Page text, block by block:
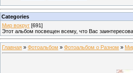
Categories
Мир вокруг [691]
Этот альбом посвещен всему, что Вас
Главная » Фотоальбом » Фотоальбом о Разном »